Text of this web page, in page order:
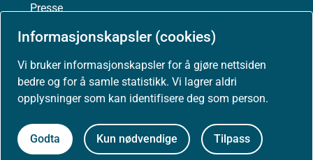
Informasjonskapsler (cookies)
Vi bruker informasjonskapsler for å gjøre nettsiden
bedre og for å samle statistikk. Vi lagrer aldri
opplysninger som kan identifisere deg som person.
Godta Kun nødvendige Tilpass
Presse
Om nettstedet